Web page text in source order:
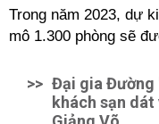
Trong năm 2023, dự
mô 1.300 phòng sẽ
>> Đại gia Đường
khách sạn